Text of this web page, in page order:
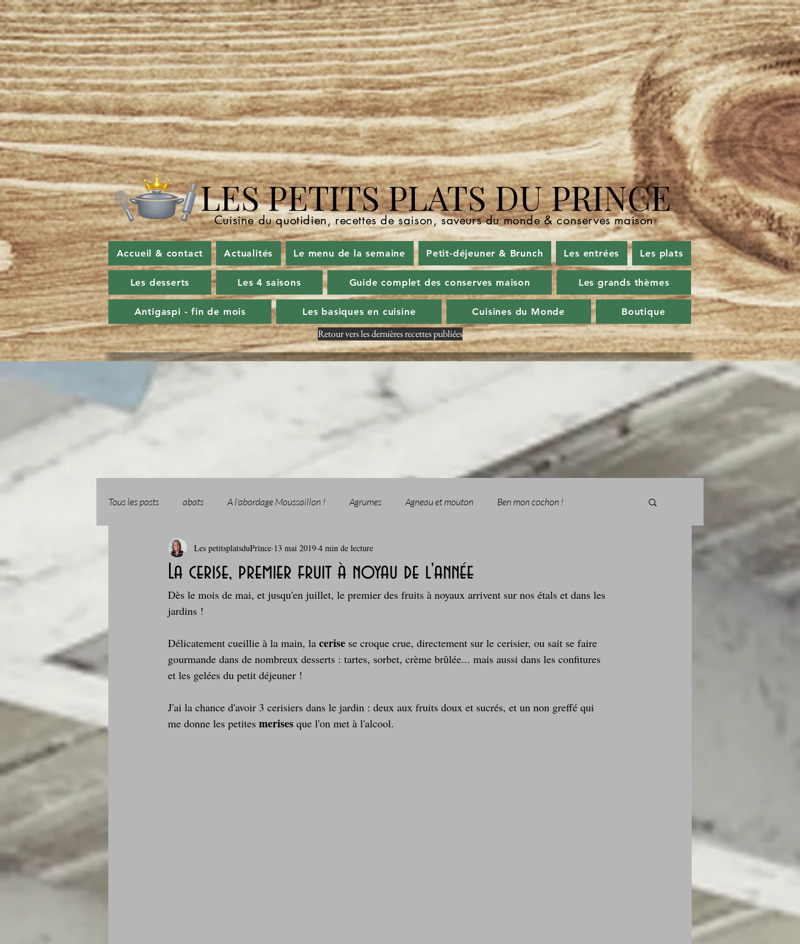
LES PETITS PLATS DU PRINCE
Cuisine du quotidien, recettes de saison, saveurs du monde & conserves maison
Accueil & contact Actualités Le menu de la semaine Petit-déjeuner & Brunch Les entrées Les plats
Les desserts Les 4 saisons Guide complet des conserves maison Les grands thèmes
Antigaspi - fin de mois Les basiques en cuisine Cuisines du Monde Boutique
Retour vers les dernières recettes publiées
Tous les posts abats A l'abordage Moussaillon ! Agrumes Agneau et mouton Ben mon cochon !
Boissons et cocktails Boulangerie Breakfast c'est la rentrée !
Comfort food, les recettes doudou Coquillages et crustacés Courges, cucurbitacées cuisine des fleurs
Cuisine du Camping Déjeuner sur l'herbe Desserts - glaces - pâtisserie Finger food, snack Foire au vin
La cerise, premier fruit à noyau de l'année
Les petitsplatsduPrince 13 mai 2019 4 min de lecture
Dès le mois de mai, et jusqu'en juillet, le premier des fruits à noyaux arrivent sur nos étals et dans les
jardins !
Délicatement cueillie à la main, la cerise se croque crue, directement sur le cerisier, ou sait se faire
gourmande dans de nombreux desserts : tartes, sorbet, crème brûlée... mais aussi dans les confitures
et les gelées du petit déjeuner !
J'ai la chance d'avoir 3 cerisiers dans le jardin : deux aux fruits doux et sucrés, et un non greffé qui
me donne les petites merises que l'on met à l'alcool.